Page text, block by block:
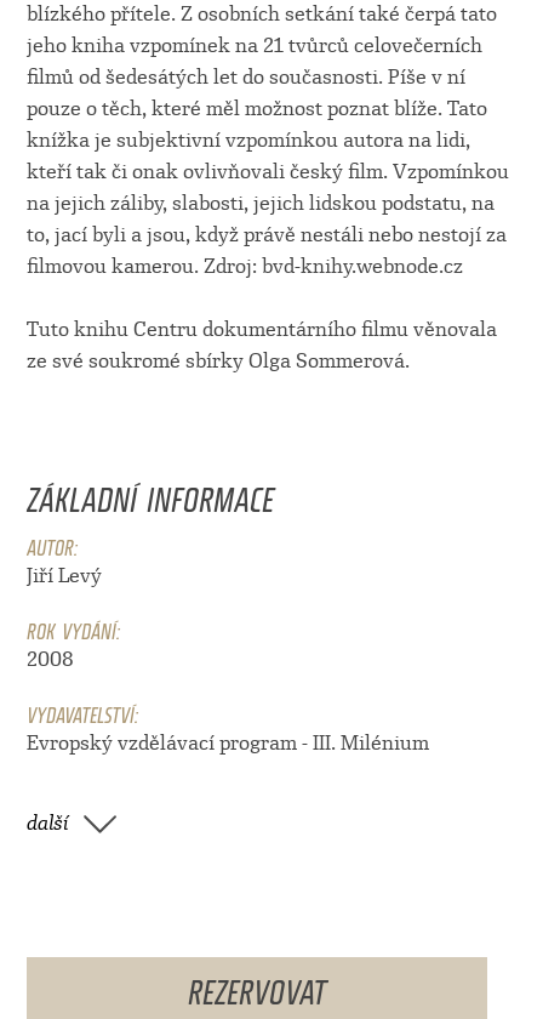
blízkého přítele. Z osobních setkání také čerpá tato
jeho kniha vzpomínek na 21 tvůrců celovečerních
filmů od šedesátých let do současnosti. Píše v ní
pouze o těch, které měl možnost poznat blíže. Tato
knížka je subjektivní vzpomínkou autora na lidi,
kteří tak či onak ovlivňovali český film. Vzpomínkou
na jejich záliby, slabosti, jejich lidskou podstatu, na
to, jací byli a jsou, když právě nestáli nebo nestojí za
filmovou kamerou. Zdroj: bvd-knihy.webnode.cz
Tuto knihu Centru dokumentárního filmu věnovala
ze své soukromé sbírky Olga Sommerová.
ZÁKLADNÍ INFORMACE
AUTOR:
Jiří Levý
ROK VYDÁNÍ:
2008
VYDAVATELSTVÍ:
Evropský vzdělávací program - III. Milénium
další
REZERVOVAT